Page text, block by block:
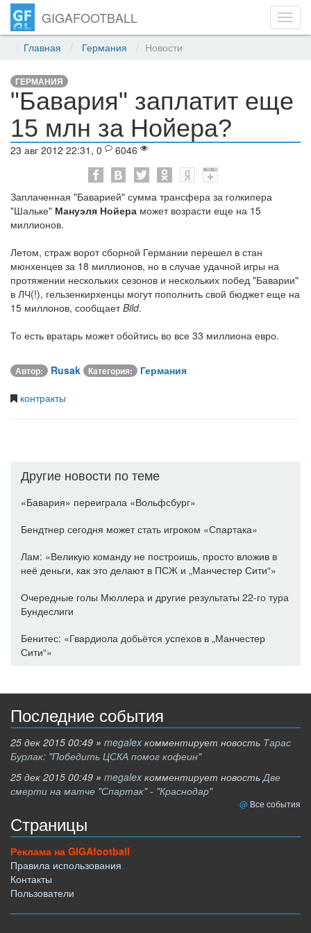
GIGAFOOTBALL
Главная Германия Новости
ГЕРМАНИЯ
"Бавария" заплатит еще
15 млн за Нойера?
23 авг 2012 22:31, 0 6046
Заплаченная "Баварией" сумма трансфера за голкипера
"Шальке" Мануэля Нойера может возрасти еще на 15
миллионов.
Летом, страж ворот сборной Германии перешел в стан
мюнхенцев за 18 миллионов, но в случае удачной игры на
протяжении нескольких сезонов и нескольких побед "Баварии"
в ЛЧ(!), гельзенкирхенцы могут пополнить свой бюджет еще на
15 миллонов, сообщаетBild.
То есть вратарь может обойтись во все 33 миллиона евро.
Автор: Rusak Категория:
Германия
контракты
Другие новости по теме
«Бавария» переиграла «Вольфсбург»
Бендтнер сегодня может стать игроком «Спартака»
Лам: «Великую команду не построишь, просто вложив в
неё деньги, как это делают в ПСЖ и „Манчестер Сити“»
Очередные голы Мюллера и другие результаты 22-го тура
Бундеслиги
Бенитес: «Гвардиола добьётся успехов в „Манчестер
Сити“»
Последние события
25 дек 2015 00:49 » megalex комментирует новость Тарас
Бурлак: "Победить ЦСКА помог кофеин"
25 дек 2015 00:49 » megalex комментирует новостьДве
смерти на матче "Спартак" - "Краснодар"
Все события
Страницы
Реклама на GIGAfootball
Правила использования
Контакты
Пользователи